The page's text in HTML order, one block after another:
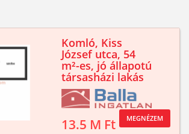
Komló, Kiss
József utca, 54
m²-es, jó állapotú
társasházi lakás
13.5 M Ft MEGNÉZEM